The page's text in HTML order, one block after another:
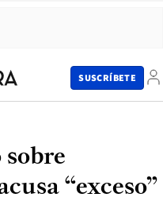
SUSCRÍBETE
“exceso”